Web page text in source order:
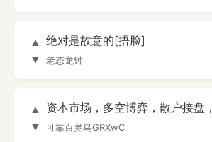
▲
▼
绝对是故意的[捂脸]
老态龙钟
▲
▼
资本市场，多空博弈，散户接盘，
可靠百灵鸟GRXwC